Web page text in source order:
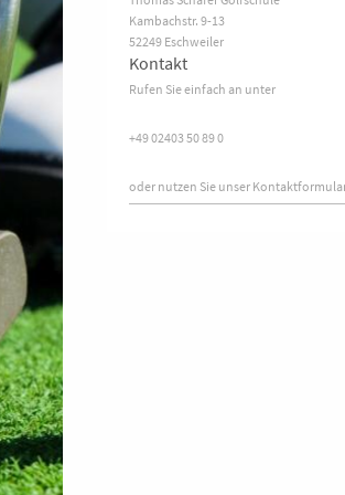
Kambachstr. 9-13
52249 Eschweiler
Kontakt
Rufen Sie einfach an unter
+49 02403 50 89 0
oder nutzen Sie unser